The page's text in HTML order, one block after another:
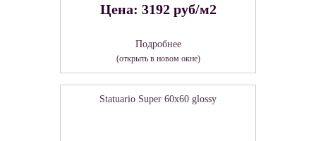
Цена: 3192 руб/м2
Подробнее
(открыть в новом окне)
Statuario Super 60х60 glossy